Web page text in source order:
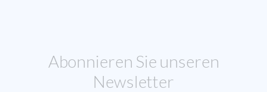
Abonnieren Sie unseren
Newsletter